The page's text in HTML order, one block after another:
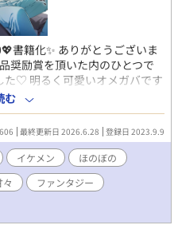
書籍化✨ ありがとうございま
奨励賞を頂いた内のひとつで
♡ 明るく可愛いオメガバです
艸`*) 【公式あらすじ】 あ
、元アルファの慧（けい）。
てのライバルだった颯（はや
なり、結婚までしてしまっ
たけれど、夫になった颯は、
蕩けるような愛をくれる。 慧
ごしていたけれど、ある日ふ
手のことを好きって思いこん
た。ちゃんと颯と恋をし合
む
最終更新日 2026.6.28 登録日 2023.9.9
イケメン
ほのぼの
々
ファンタジー